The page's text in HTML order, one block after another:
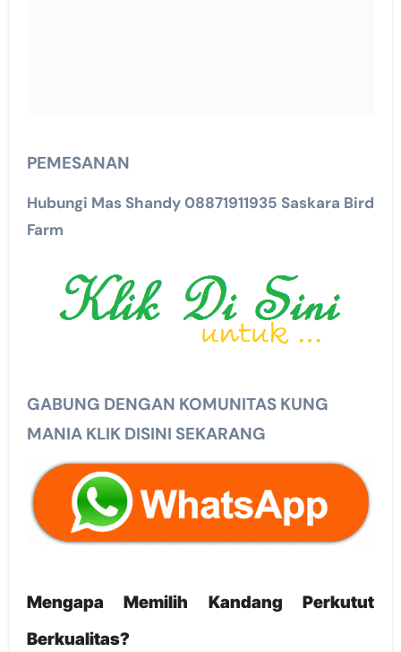
PEMESANAN
Hubungi Mas Shandy 08871911935 Saskara Bird
Farm
GABUNG DENGAN KOMUNITAS KUNG
MANIA KLIK DISINI SEKARANG
Mengapa Memilih Kandang Perkutut
Berkualitas?